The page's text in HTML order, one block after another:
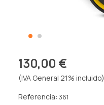
130,00 €
(IVA General 21% incluido)
Referencia: 361